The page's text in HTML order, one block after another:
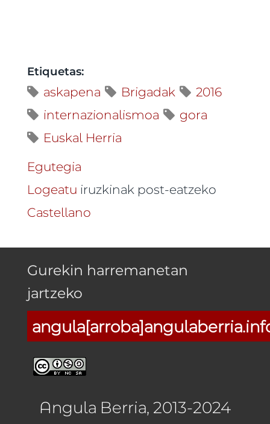
Etiquetas:
askapena Brigadak
2016
internazionalismoa
gora
Euskal Herria
Egutegia
Logeatu iruzkinak post-eatzeko
Castellano
Gurekin harremanetan
jartzeko
Angula Berria, 2013-2024